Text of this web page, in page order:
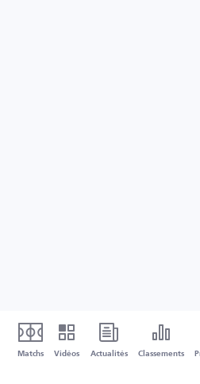
Matchs Vidéos Actualités Classements